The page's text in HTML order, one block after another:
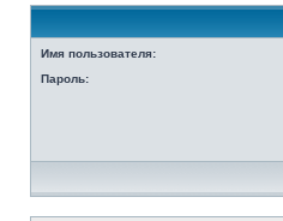
Имя пользователя:
Пароль: